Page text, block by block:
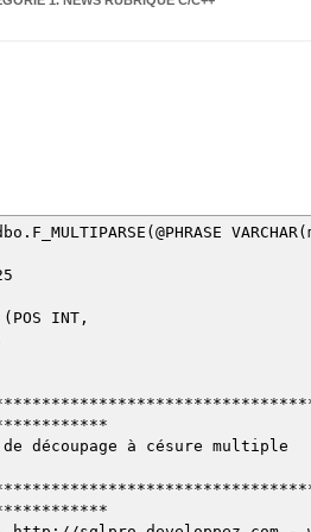
(POS INT,
découpage à césure multiple